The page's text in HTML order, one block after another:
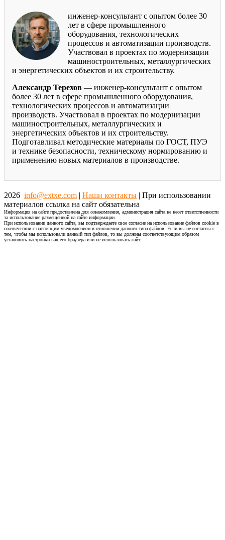
инженер-консультант с опытом более 30
лет в сфере промышленного
оборудования, технологических
процессов и автоматизации производств.
Участвовал в проектах по модернизации
машиностроительных, металлургических
и энергетических объектов и их строительству.
Александр Терехов — инженер-консультант с опытом
более 30 лет в сфере промышленного оборудования,
технологических процессов и автоматизации
производств. Участвовал в проектах по модернизации
машиностроительных, металлургических и
энергетических объектов и их строительству.
Подготавливал методические материалы по ГОСТ, ПУЭ
и технике безопасности, техническому нормированию и
применению новых материалов в производстве.
2026 info@extxe.com | Наши контакты | При использовании
материалов ссылка на сайт обязательна
Информация на сайте предоставлена для ознакомления, администрация сайта не несет ответственности
за использование размещенной на сайте информации.
При использовании данного сайта, вы подтверждаете свое согласие на использование файлов cookie в
соответствии с настоящим уведомлением в отношении данного типа файлов. Если вы не согласны с
тем, чтобы мы использовали данный тип файлов, то вы должны соответствующим образом
установить настройки вашего браузера или не использовать сайт.